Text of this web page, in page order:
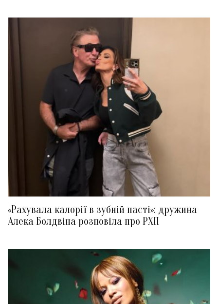
«Рахувала калорії в зубній пасті»: дружина
Алека Болдвіна розповіла про РХП